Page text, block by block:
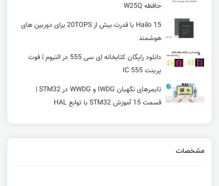
حافظه W25Q
Hailo 15 با قدرت بیش از 20TOPS برای دوربین های
هوشمند
دانلود رایگان کتابخانه ای سی 555 در التیوم | فوت
پرینت IC 555
تایمرهای نگهبان IWDG و WWDG در STM32 |
قسمت 15 آموزش STM32 با توابع HAL
مشخصات